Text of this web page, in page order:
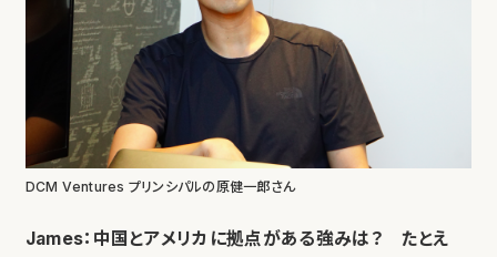
DCM Ventures プリンシパルの原健一郎さん
James：中国とアメリカに拠点がある強みは？ たとえ